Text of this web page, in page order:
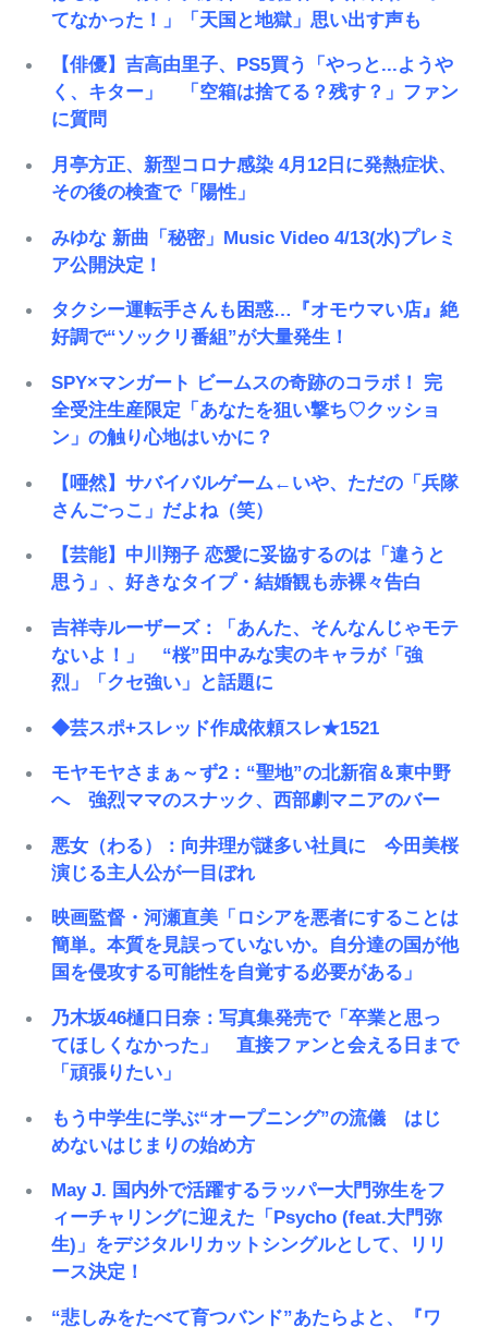
てなかった！」「天国と地獄」思い出す声も
【俳優】吉高由里子、PS5買う「やっと...ようや
く、キター」 「空箱は捨てる？残す？」ファン
に質問
月亭方正、新型コロナ感染 4月12日に発熱症状、
その後の検査で「陽性」
みゆな 新曲「秘密」Music Video 4/13(水)プレミ
ア公開決定！
タクシー運転手さんも困惑…『オモウマい店』絶
好調で“ソックリ番組”が大量発生！
SPY×マンガート ビームスの奇跡のコラボ！ 完
全受注生産限定「あなたを狙い撃ち♡クッショ
ン」の触り心地はいかに？
【唖然】サバイバルゲーム←いや、ただの「兵隊
さんごっこ」だよね（笑）
【芸能】中川翔子 恋愛に妥協するのは「違うと
思う」、好きなタイプ・結婚観も赤裸々告白
吉祥寺ルーザーズ：「あんた、そんなんじゃモテ
ないよ！」 “桜”田中みな実のキャラが「強
烈」「クセ強い」と話題に
◆芸スポ+スレッド作成依頼スレ★1521
モヤモヤさまぁ～ず2：“聖地”の北新宿＆東中野
へ 強烈ママのスナック、西部劇マニアのバー
悪女（わる）：向井理が謎多い社員に 今田美桜
演じる主人公が一目ぼれ
映画監督・河瀬直美「ロシアを悪者にすることは
簡単。本質を見誤っていないか。自分達の国が他
国を侵攻する可能性を自覚する必要がある」
乃木坂46樋口日奈：写真集発売で「卒業と思っ
てほしくなかった」 直接ファンと会える日まで
「頑張りたい」
もう中学生に学ぶ“オープニング”の流儀 はじ
めないはじまりの始め方
May J. 国内外で活躍するラッパー大門弥生をフ
ィーチャリングに迎えた「Psycho (feat.大門弥
生)」をデジタルリカットシングルとして、リリ
ース決定！
“悲しみをたべて育つバンド”あたらよと、『ワ